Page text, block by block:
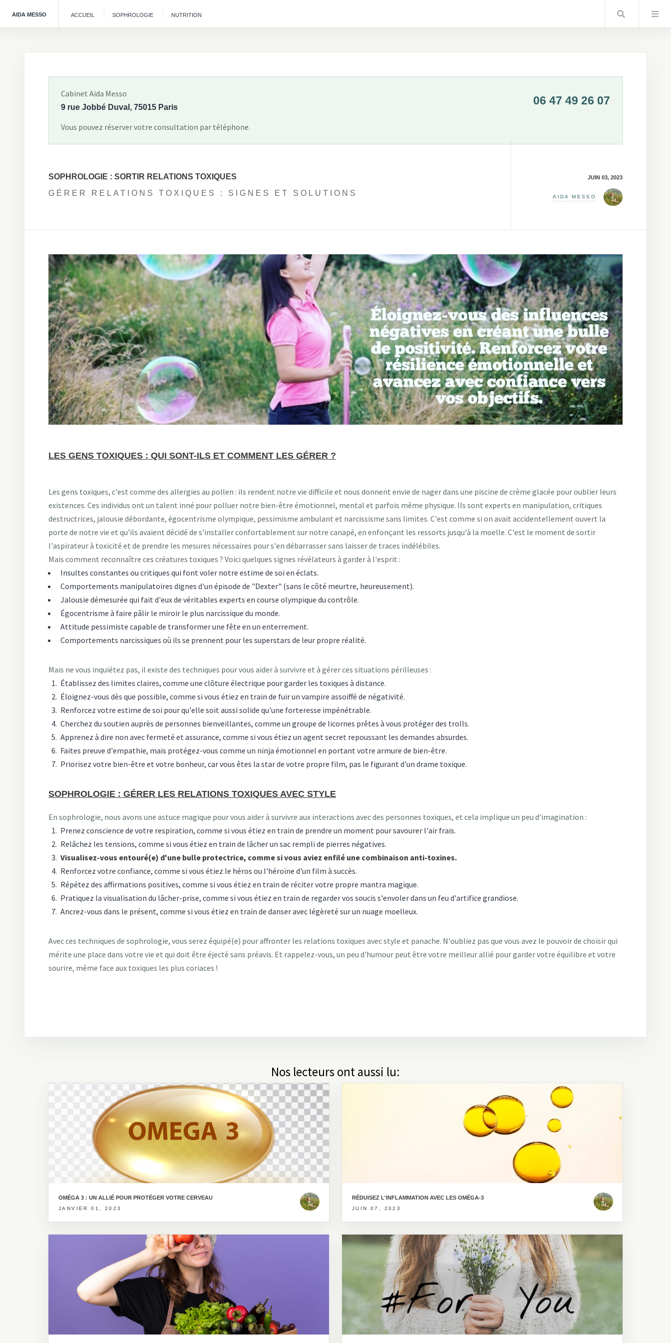
AIDA MESSO ACCUEIL SOPHROLOGIE NUTRITION Chercher
Cabinet Aida Messo
9 rue Jobbé Duval, 75015 Paris
06 47 49 26 07
Vous pouvez réserver votre consultation par téléphone.
SOPHROLOGIE : SORTIR RELATIONS TOXIQUES
GÉRER RELATIONS TOXIQUES : SIGNES ET SOLUTIONS
JUIN 03, 2023
AIDA MESSO
LES GENS TOXIQUES : QUI SONT-ILS ET COMMENT LES GÉRER ?
Les gens toxiques, c'est comme des allergies au pollen : ils rendent notre vie difficile et nous donnent envie de nager dans une piscine de crème glacée pour oublier leurs
existences. Ces individus ont un talent inné pour polluer notre bien-être émotionnel, mental et parfois même physique. Ils sont experts en manipulation, critiques
destructrices, jalousie débordante, égocentrisme olympique, pessimisme ambulant et narcissisme sans limites. C'est comme si on avait accidentellement ouvert la
porte de notre vie et qu'ils avaient décidé de s'installer confortablement sur notre canapé, en enfonçant les ressorts jusqu'à la moelle. C'est le moment de sortir
l'aspirateur à toxicité et de prendre les mesures nécessaires pour s'en débarrasser sans laisser de traces indélébiles.
Mais comment reconnaître ces créatures toxiques ? Voici quelques signes révélateurs à garder à l'esprit :
Insultes constantes ou critiques qui font voler notre estime de soi en éclats.
Comportements manipulatoires dignes d'un épisode de "Dexter" (sans le côté meurtre, heureusement).
Jalousie démesurée qui fait d'eux de véritables experts en course olympique du contrôle.
Égocentrisme à faire pâlir le miroir le plus narcissique du monde.
Attitude pessimiste capable de transformer une fête en un enterrement.
Comportements narcissiques où ils se prennent pour les superstars de leur propre réalité.
Mais ne vous inquiétez pas, il existe des techniques pour vous aider à survivre et à gérer ces situations périlleuses :
Établissez des limites claires, comme une clôture électrique pour garder les toxiques à distance.
Éloignez-vous dès que possible, comme si vous étiez en train de fuir un vampire assoiffé de négativité.
Renforcez votre estime de soi pour qu'elle soit aussi solide qu'une forteresse impénétrable.
Cherchez du soutien auprès de personnes bienveillantes, comme un groupe de licornes prêtes à vous protéger des trolls.
Apprenez à dire non avec fermeté et assurance, comme si vous étiez un agent secret repoussant les demandes absurdes.
Faites preuve d'empathie, mais protégez-vous comme un ninja émotionnel en portant votre armure de bien-être.
Priorisez votre bien-être et votre bonheur, car vous êtes la star de votre propre film, pas le figurant d'un drame toxique.
SOPHROLOGIE : GÉRER LES RELATIONS TOXIQUES AVEC STYLE
En sophrologie, nous avons une astuce magique pour vous aider à survivre aux interactions avec des personnes toxiques, et cela implique un peu d'imagination :
Prenez conscience de votre respiration, comme si vous étiez en train de prendre un moment pour savourer l'air frais.
Relâchez les tensions, comme si vous étiez en train de lâcher un sac rempli de pierres négatives.
Visualisez-vous entouré(e) d'une bulle protectrice, comme si vous aviez enfilé une combinaison anti-toxines.
Renforcez votre confiance, comme si vous étiez le héros ou l'héroïne d'un film à succès.
Répétez des affirmations positives, comme si vous étiez en train de réciter votre propre mantra magique.
Pratiquez la visualisation du lâcher-prise, comme si vous étiez en train de regarder vos soucis s'envoler dans un feu d'artifice grandiose.
Ancrez-vous dans le présent, comme si vous étiez en train de danser avec légèreté sur un nuage moelleux.
Avec ces techniques de sophrologie, vous serez équipé(e) pour affronter les relations toxiques avec style et panache. N'oubliez pas que vous avez le pouvoir de choisir qui
mérite une place dans votre vie et qui doit être éjecté sans préavis. Et rappelez-vous, un peu d'humour peut être votre meilleur allié pour garder votre équilibre et votre
sourire, même face aux toxiques les plus coriaces !
Nos lecteurs ont aussi lu:
OMÉGA 3 : UN ALLIÉ POUR PROTÉGER VOTRE CERVEAU
JANVIER 01, 2023
RÉDUISEZ L'INFLAMMATION AVEC LES OMÉGA-3
JUIN 07, 2023